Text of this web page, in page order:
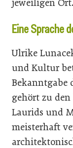
jeweiligen
Eine Sprache
Ulrike
und Kultur
Bekanntgabe
gehört zu
Laurids und
meisterhaft